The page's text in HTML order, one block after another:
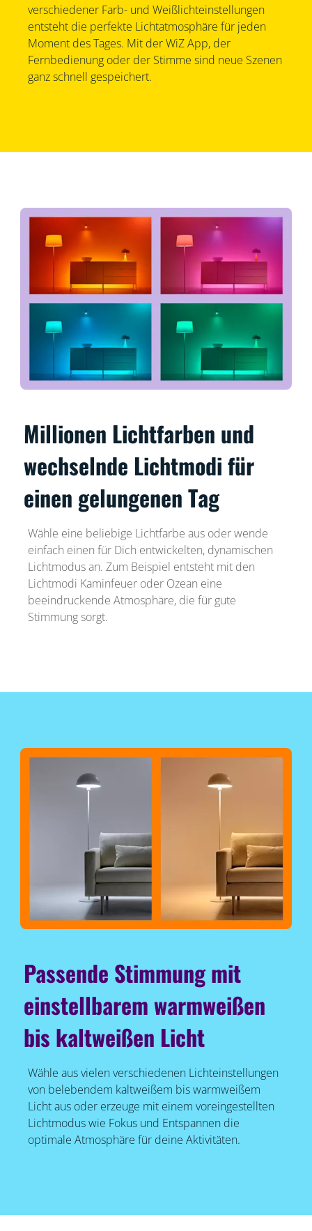
verschiedener Farb- und Weißlichteinstellungen
entsteht die perfekte Lichtatmosphäre für jeden
Moment des Tages. Mit der WiZ App, der
Fernbedienung oder der Stimme sind neue Szenen
ganz schnell gespeichert.
Millionen Lichtfarben und
wechselnde Lichtmodi für
einen gelungenen Tag
Wähle eine beliebige Lichtfarbe aus oder wende
einfach einen für Dich entwickelten, dynamischen
Lichtmodus an. Zum Beispiel entsteht mit den
Lichtmodi Kaminfeuer oder Ozean eine
beeindruckende Atmosphäre, die für gute
Stimmung sorgt.
Passende Stimmung mit
einstellbarem warmweißen
bis kaltweißen Licht
Wähle aus vielen verschiedenen Lichteinstellungen
von belebendem kaltweißem bis warmweißem
Licht aus oder erzeuge mit einem voreingestellten
Lichtmodus wie Fokus und Entspannen die
optimale Atmosphäre für deine Aktivitäten.